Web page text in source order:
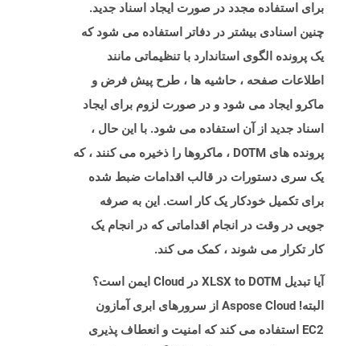
برای استفاده مجدد در صورت ایجاد اسناد جدید.
چنین اسنادی بیشتر در دفاتر استفاده می شود که
یک پرونده الگوی استاندارد با تنظیماتی مانند
اطلاعات صفحه ، حاشیه ها ، طرح پیش فرض و
ماکرو ایجاد می شود و در صورت لزوم برای ایجاد
اسناد جدید از آن استفاده می شود. با این حال ،
پرونده های DOTM ، ماکروها را ذخیره می کنند ، که
یک سری دستورات در قالب اقدامات ضبط شده
برای تکمیل خودکار یک کار است. این به صرفه
جویی در وقت در انجام اقداماتی که در انجام یک
کار تکرار می شوند ، کمک می کند.
آیا تبدیل XLSX to DOTM در Cloud ایمن است؟
البته! Aspose Cloud از سرورهای ابری آمازون
EC2 استفاده می کند که امنیت و انعطاف پذیری